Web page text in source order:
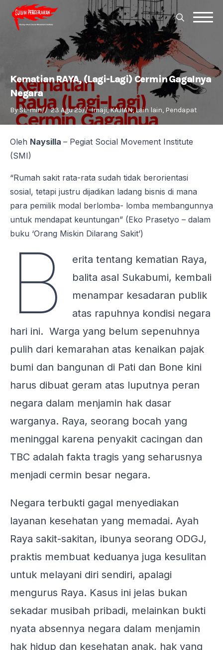
Search
for:
for:
Kematian RAYA, (Lagi-Lagi) Cermin Gagalnya
Negara
By SL-min// 23 Agu 25// Imaji KAJIAN Lain lain Pendapat
Oleh Naysilla – Pegiat Social Movement Institute
(SMI)
“Rumah sakit rata-rata sudah tidak berorientasi
sosial, tetapi justru dijadikan ladang bisnis di mana
para pemilik modal berlomba- lomba membangunnya
untuk mendapat keuntungan” (Eko Prasetyo – dalam
buku ‘Orang Miskin Dilarang Sakit’)
B
erita tentang kematian Raya,
balita asal Sukabumi, kembali
menampar kesadaran publik
atas rapuhnya kondisi negara
hari ini. Warga yang belum sepenuhnya
pulih dari kemarahan atas kenaikan pajak
bumi dan bangunan di Pati dan Bone kini
harus dibuat geram atas luputnya peran
negara dalam menjamin hak dasar
warganya. Raya, seorang bocah yang
meninggal karena penyakit cacingan dan
TBC adalah fakta tragis yang seharusnya
menjadi cermin besar negara.
Negara terbukti gagal menyediakan
layanan kesehatan yang memadai. Ayah
Raya sakit-sakitan, ibunya seorang ODGJ,
praktis membuat keduanya juga kesulitan
untuk melayani diri sendiri, apalagi
mengurus Raya. Kasus ini jelas bukan
sekadar musibah pribadi, melainkan bukti
nyata absennya negara dalam menjamin
hak hidup dan kesehatan anak, hak yang